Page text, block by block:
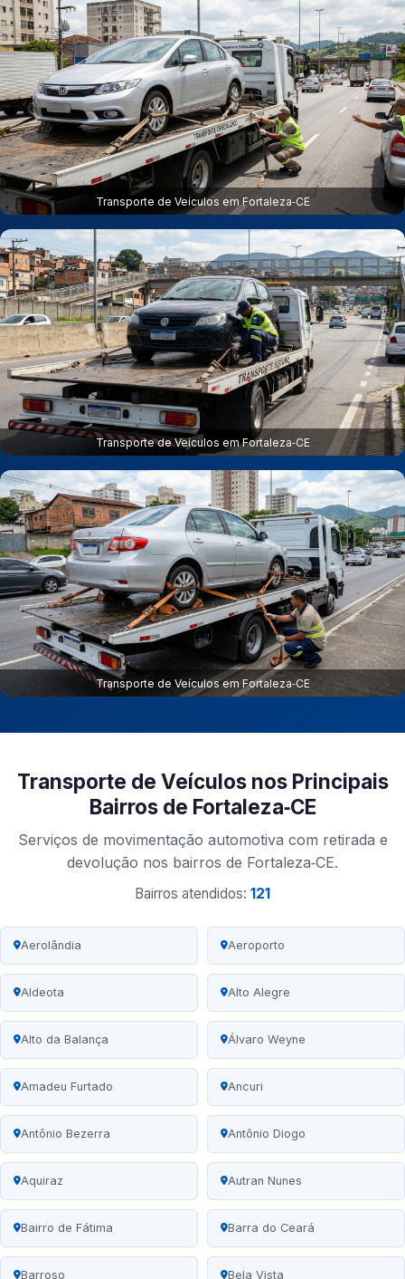
Transporte de Veículos em Fortaleza‑CE
Transporte de Veículos em Fortaleza‑CE
Transporte de Veículos em Fortaleza‑CE
Transporte de Veículos nos Principais
Bairros de Fortaleza‑CE
Serviços de movimentação automotiva com retirada e
devolução nos bairros de Fortaleza‑CE.
Bairros atendidos: 121
Aerolândia Aeroporto
Aldeota Alto Alegre
Alto da Balança Álvaro Weyne
Amadeu Furtado Ancuri
Antônio Bezerra Antônio Diogo
Aquiraz Autran Nunes
Bairro de Fátima Barra do Ceará
Barroso Bela Vista